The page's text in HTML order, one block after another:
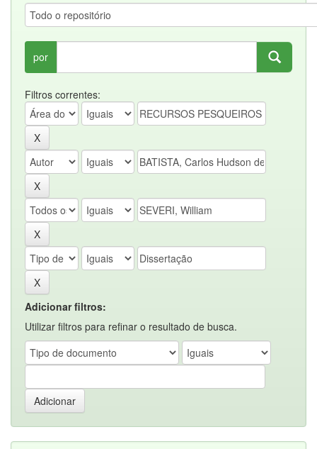
por
Filtros correntes:
Adicionar filtros:
Utilizar filtros para refinar o resultado de busca.